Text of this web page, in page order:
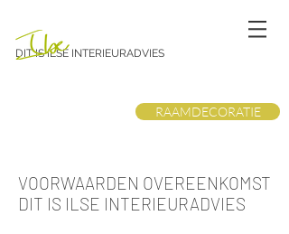
DIT IS ILSE INTERIEURADVIES
RAAMDECORATIE
VOORWAARDEN OVEREENKOMST
DIT IS ILSE INTERIEURADVIES